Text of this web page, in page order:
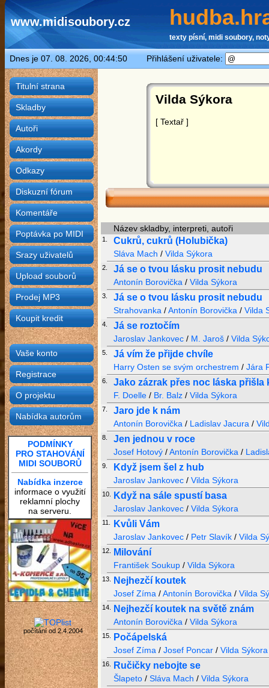
www.midisoubory.cz
texty písní, midi soubory,
Dnes je 07. 08. 2026, 00:44:50 Přihlášení uživatele:
Titulní strana
Skladby
Autoři
Akordy
Odkazy
Diskuzní fórum
Komentáře
Poptávka po MIDI
Srazy uživatelů
Upload souborů
Prodej MP3
Koupit kredit
Vaše konto
Registrace
O projektu
Nabídka autorům
PODMÍNKY
PRO STAHOVÁNÍ
MIDI SOUBORŮ
Nabídka inzerce
informace o využití
reklamní plochy
na serveru.
počítání od 2.4.2004
Vilda Sýkora
[ Textař ]
Název skladby, interpreti, autoři
1. Cukrů, cukrů (Holubička)
Sláva Mach / Vilda Sýkora
2. Já se o tvou lásku prosit nebudu
Antonín Borovička / Vilda Sýkora
3. Já se o tvou lásku prosit nebudu
Strahovanka /Antonín Borovička / Vilda
4. Já se roztočím
Jaroslav Jankovec / M. Jaroš / Vilda
5. Já vím že přijde chvíle
Harry Osten se svým orchestrem / Jára
6. Jako zázrak přes noc láska přišla
F. Doelle / Br. Balz / Vilda Sýkora
7. Jaro jde k nám
Antonín Borovička / Ladislav Jacura /
8. Jen jednou v roce
Josef Hotový /Antonín Borovička /
9. Když jsem šel z hub
Jaroslav Jankovec / Vilda Sýkora
10. Když na sále spustí basa
Jaroslav Jankovec / Vilda Sýkora
11. Kvůli Vám
Jaroslav Jankovec / Petr Slavík / Vilda
12. Milování
František Soukup / Vilda Sýkora
13. Nejhezčí koutek
Josef Zíma /Antonín Borovička / Vilda
14. Nejhezčí koutek na světě znám
Antonín Borovička / Vilda Sýkora
15. Počápelská
Josef Zíma / Josef Poncar / Vilda Sýkora
16. Ručičky nebojte se
Šlapeto / Sláva Mach / Vilda Sýkora